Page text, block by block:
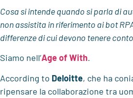
Cosa si intende quando si parla di
non assistita in riferimento ai bot
differenze di cui devono tenere
Siamo nell’Age of With.
According to Deloitte, che ha
ripensare la collaborazione tra